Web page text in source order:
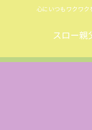
心にいつもワクワ
スロー親